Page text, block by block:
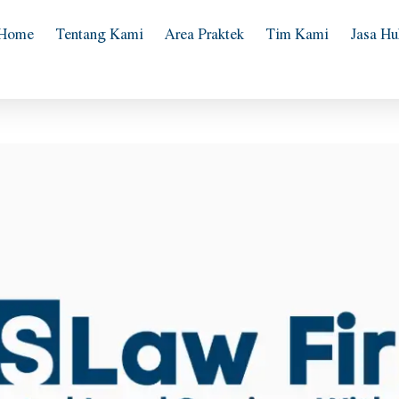
Tentang Kami Area Praktek Tim Kami Jasa